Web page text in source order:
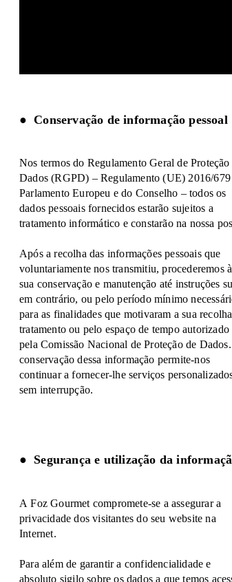
Conservação de informação pessoal
Nos termos do Regulamento Geral de Proteção
Dados (RGPD) – Regulamento (UE) 2016/
Parlamento Europeu e do Conselho – todos os
dados pessoais fornecidos estarão sujeitos a
tratamento informático e constarão na nossa
Após a recolha das informações pessoais que
voluntariamente nos transmitiu, procederemos à
sua conservação e manutenção até instruções
em contrário, ou pelo período mínimo
para as finalidades que motivaram a sua
tratamento ou pelo espaço de tempo autorizado
pela Comissão Nacional de Proteção de
conservação dessa informação permite-nos
continuar a fornecer-lhe serviços
sem interrupção.
Segurança e utilização da
A Foz Gourmet compromete-se a assegurar a
privacidade dos visitantes do seu website na
Internet.
Para além de garantir a confidencialidade e
absoluto sigilo sobre os dados a que temos